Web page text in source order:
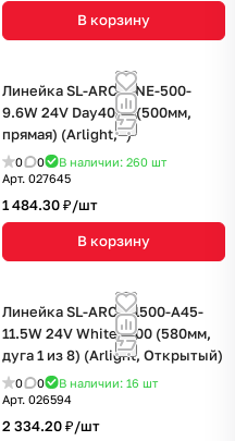
В корзину
Линейка SL-ARC-LINE-500-
9.6W 24V Day4000 (500мм,
прямая) (Arlight, -)
0 0 В наличии: 260 шт
Арт. 027645
1 484.30 ₽/шт
В корзину
Линейка SL-ARC-D1500-A45-
11.5W 24V White6000 (580мм,
дуга 1 из 8) (Arlight, Открытый)
0 0 В наличии: 16 шт
Арт. 026594
2 334.20 ₽/шт